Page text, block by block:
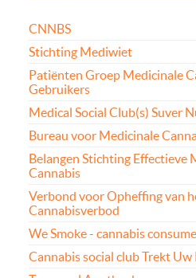
CNNBS
Stichting Mediwiet
Patiënten Groep Medicinale
Gebruikers
Medical Social Club(s) Suver
Bureau voor Medicinale
Belangen Stichting Effectieve
Cannabis
Verbond voor Opheffing van
Cannabisverbod
We Smoke - cannabis
Cannabis social club Trekt Uw